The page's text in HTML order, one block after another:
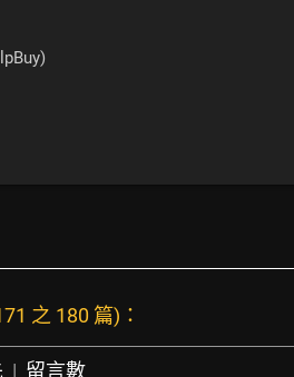
之 180 篇)：
| 留言數